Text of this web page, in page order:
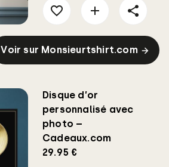
Voir sur Monsieurtshirt.com
Disque d’or
personnalisé avec
photo –
Cadeaux.com
29.95 €